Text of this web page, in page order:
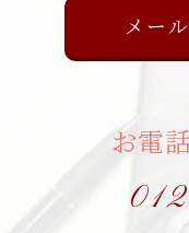
メー
お電